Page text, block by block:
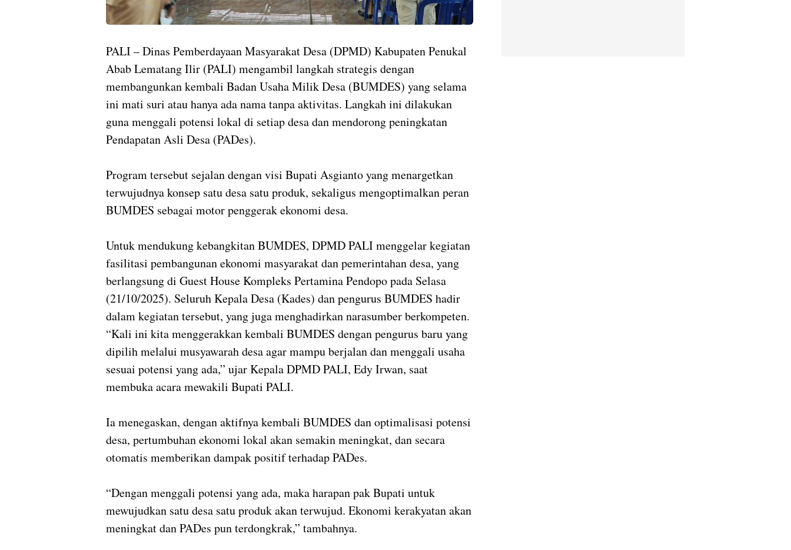
PALI – Dinas Pemberdayaan Masyarakat Desa (DPMD) Kabupaten Penukal
Abab Lematang Ilir (PALI) mengambil langkah strategis dengan
membangunkan kembali Badan Usaha Milik Desa (BUMDES) yang selama
ini mati suri atau hanya ada nama tanpa aktivitas. Langkah ini dilakukan
guna menggali potensi lokal di setiap desa dan mendorong peningkatan
Pendapatan Asli Desa (PADes).
Program tersebut sejalan dengan visi Bupati Asgianto yang menargetkan
terwujudnya konsep satu desa satu produk, sekaligus mengoptimalkan peran
BUMDES sebagai motor penggerak ekonomi desa.
Untuk mendukung kebangkitan BUMDES, DPMD PALI menggelar kegiatan
fasilitasi pembangunan ekonomi masyarakat dan pemerintahan desa, yang
berlangsung di Guest House Kompleks Pertamina Pendopo pada Selasa
(21/10/2025). Seluruh Kepala Desa (Kades) dan pengurus BUMDES hadir
dalam kegiatan tersebut, yang juga menghadirkan narasumber berkompeten.
“Kali ini kita menggerakkan kembali BUMDES dengan pengurus baru yang
dipilih melalui musyawarah desa agar mampu berjalan dan menggali usaha
sesuai potensi yang ada,” ujar Kepala DPMD PALI, Edy Irwan, saat
membuka acara mewakili Bupati PALI.
Ia menegaskan, dengan aktifnya kembali BUMDES dan optimalisasi potensi
desa, pertumbuhan ekonomi lokal akan semakin meningkat, dan secara
otomatis memberikan dampak positif terhadap PADes.
“Dengan menggali potensi yang ada, maka harapan pak Bupati untuk
mewujudkan satu desa satu produk akan terwujud. Ekonomi kerakyatan akan
meningkat dan PADes pun terdongkrak,” tambahnya.